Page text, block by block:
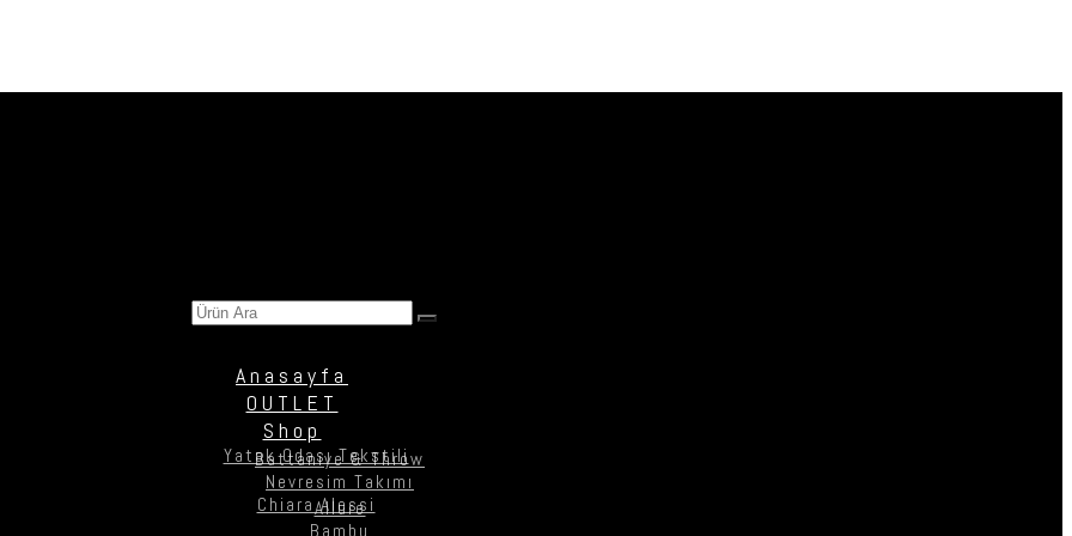
Anasayfa
OUTLET
Shop
Yatak Odası Tekstili
Battaniye & Throw
Nevresim Takımı
Chiara Alessi
Allure
Bambu